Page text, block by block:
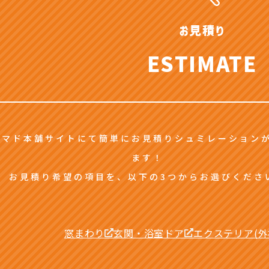
お見積り
ESTIMATE
マド本舗サイトにて簡単にお見積りシュミレーション
ます！
お見積り希望の項目を、以下の3つからお選びくださ
窓まわり 玄関・浴室ドア エクステリア(